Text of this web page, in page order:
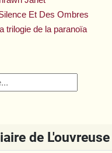
Et Des Ombres
trilogie de la paranoïa
de L'ouvreuse